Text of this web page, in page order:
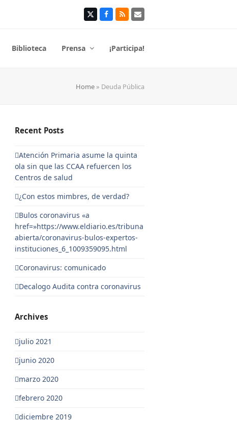
TwitterFacebook
RSS Correo
Biblioteca Prensa ¡Participa!
Home » Deuda Pública
Recent Posts
Atención Primaria asume la quinta
ola sin que las CCAA refuercen los
Centros de salud
¿Con estos mimbres, de verdad?
Bulos coronavirus «a
href=»https://www.eldiario.es/tribuna
abierta/coronavirus-bulos-expertos-
instituciones_6_1009359095.html
Coronavirus: comunicado
Decalogo Audita contra coronavirus
Archives
julio 2021
junio 2020
marzo 2020
febrero 2020
diciembre 2019